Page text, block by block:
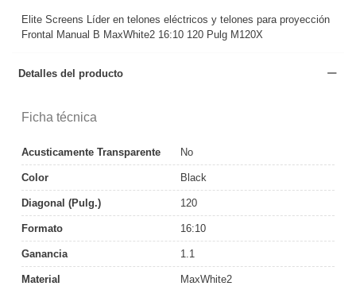
Elite Screens Líder en telones eléctricos y telones para proyección
Frontal Manual B MaxWhite2 16:10 120 Pulg M120X
Detalles del producto
Ficha técnica
Acusticamente Transparente No
Color Black
Diagonal (pulg.) 120
Formato 16:10
Ganancia 1.1
Material MaxWhite2